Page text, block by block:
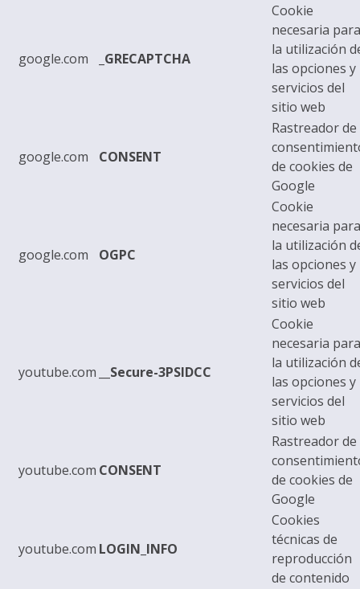
google.com _GRECAPTCHA
Cookie
necesaria
la utilización
las opciones y
servicios del
sitio web
google.com CONSENT
Rastreador de
de cookies de
Google
google.com OGPC
Cookie
necesaria
la utilización
las opciones y
servicios del
sitio web
youtube.com __Secure-3PSIDCC
Cookie
necesaria
la utilización
las opciones y
servicios del
sitio web
youtube.com CONSENT
Rastreador de
de cookies de
Google
youtube.com LOGIN_INFO
Cookies
técnicas de
reproducción
de contenido